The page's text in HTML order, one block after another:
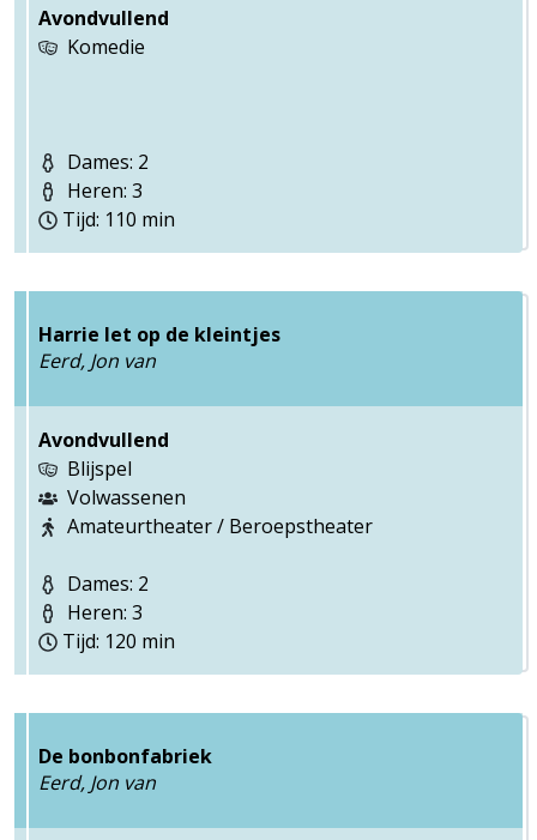
Avondvullend
Komedie
Dames: 2
Heren: 3
Tijd: 110 min
Harrie let op de kleintjes
Eerd, Jon van
Avondvullend
Blijspel
Volwassenen
Amateurtheater / Beroepstheater
Dames: 2
Heren: 3
Tijd: 120 min
De bonbonfabriek
Eerd, Jon van